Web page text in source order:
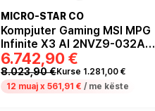
MICRO-STAR CO
Kompjuter Gaming MSI MPG
Infinite X3 AI 2NVZ9-032AT /
Ultra 9 285K / 64GB DDR5 /
1TB / RTX 5090 - Zezë
6.742,90 €
8.023,90 €Kurse 1.281,00 €
12 muaj x 561,91 € / me këste